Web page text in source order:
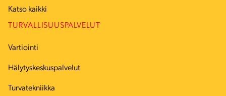
Katso kaikki
TURVALLISUUSPALVELUT
Vartiointi
Hälytyskeskuspalvelut
Turvatekniikka